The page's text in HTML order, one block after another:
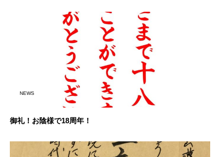
NEWS
御礼！お陰様で18周年！